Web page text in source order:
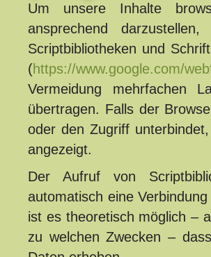
Um unsere Inhalte
ansprechend
Scriptbibliotheken und
(https://www.google.com/
Vermeidung mehrfachen
übertragen. Falls der
oder den Zugriff
angezeigt.
Der Aufruf von
automatisch eine
ist es theoretisch möglich –
zu welchen Zwecken –